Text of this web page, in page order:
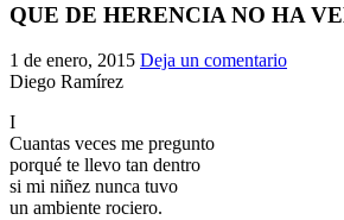
QUE DE HERENCIA NO HA
1 de enero, 2015 Deja un comentario
Diego Ramírez
I
Cuantas veces me pregunto
porqué te llevo tan dentro
si mi niñez nunca tuvo
un ambiente rociero.